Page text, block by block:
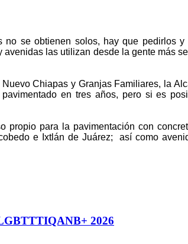
no se obtienen solos, hay que
las utilizan desde la gente más
Chiapas y Granjas Familiares, la
en tres años, pero si es
propio para la pavimentación con
e Ixtlán de Juárez; así como
2026